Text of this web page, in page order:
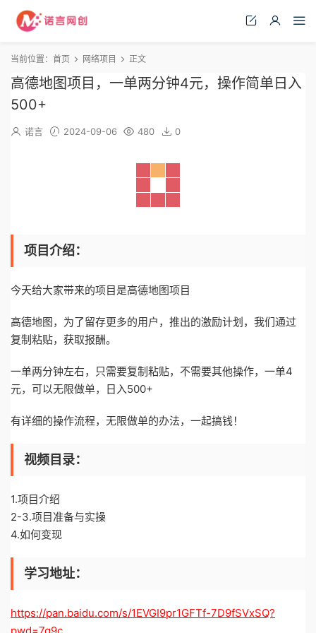
当前位置： 首页 网络项目 正文
高德地图项目，一单两分钟4元，操作简单日入
500+
诺言 2024-09-06 480 0
项目介绍：
今天给大家带来的项目是高德地图项目
高德地图，为了留存更多的用户，推出的激励计划，我们通过
复制粘贴，获取报酬。
一单两分钟左右，只需要复制粘贴，不需要其他操作，一单4
元，可以无限做单，日入500+
有详细的操作流程，无限做单的办法，一起搞钱！
视频目录：
1.项目介绍
2-3.项目准备与实操
4.如何变现
学习地址：
https://pan.baidu.com/s/1EVGI9pr1GFTf-7D9fSVxSQ?